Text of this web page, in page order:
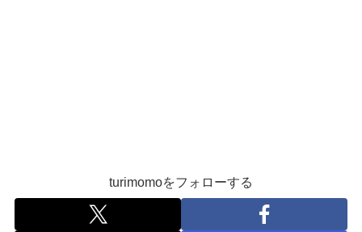
turimomoをフォローする